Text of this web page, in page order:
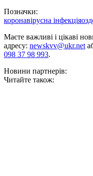
Позначки:
коронавірусна інфекція
Маєте важливі і цікаві
адресу: newskvv@ukr.net
098 37 98 993.
Новини партнерів:
Читайте також: